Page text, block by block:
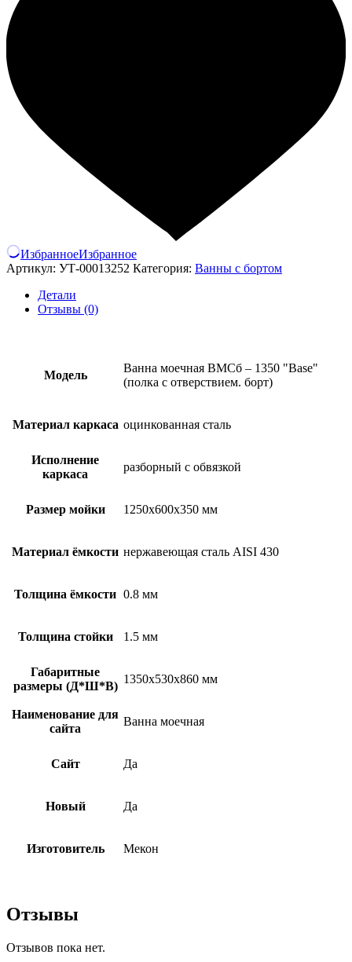
ИзбранноеИзбранное
Артикул: УТ-00013252 Категория: Ванны с бортом
Детали
Отзывы (0)
Модель
Ванна моечная ВМСб – 1350 "Base"
(полка с отверствием. борт)
Материал каркаса оцинкованная сталь
Исполнение
каркаса
разборный с обвязкой
Размер мойки 1250х600х350 мм
Материал ёмкости нержавеющая сталь AISI 430
Толщина ёмкости 0.8 мм
Толщина стойки 1.5 мм
Габаритные
размеры (Д*Ш*В)
1350х530х860 мм
Наименование для
сайта
Ванна моечная
Сайт Да
Новый Да
Изготовитель Мекон
Отзывы
Отзывов пока нет.